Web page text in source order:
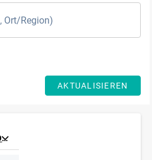
AKTUALISIEREN
STANDORT